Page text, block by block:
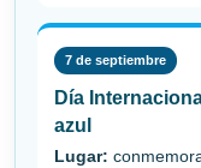
7 de septiembre
Día
azul
Lugar: